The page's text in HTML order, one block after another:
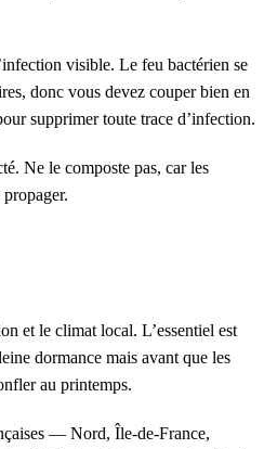
visible. Le feu bactérien se
donc vous devez couper bien en
supprimer toute trace d’infection.
Ne le composte pas, car les
et le climat local. L’essentiel est
dormance mais avant que les
au printemps.
— Nord, Île-de-France,